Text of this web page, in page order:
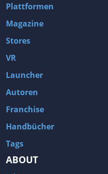
Plattformen
Magazine
Stores
VR
Launcher
Autoren
Franchise
Handbücher
Tags
ABOUT